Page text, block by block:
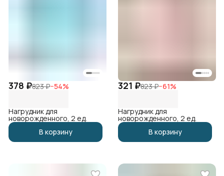
378 ₽823 ₽−54%
Нагрудник для
новорожденного, 2 ед.
В корзину
321 ₽823 ₽−61%
Нагрудник для
новорожденного, 2 ед.
В корзину